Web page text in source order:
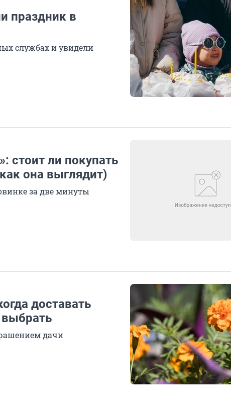
праздник в
службах и увидели
стоит ли покупать
она выглядит)
за две минуты
доставать
дачи